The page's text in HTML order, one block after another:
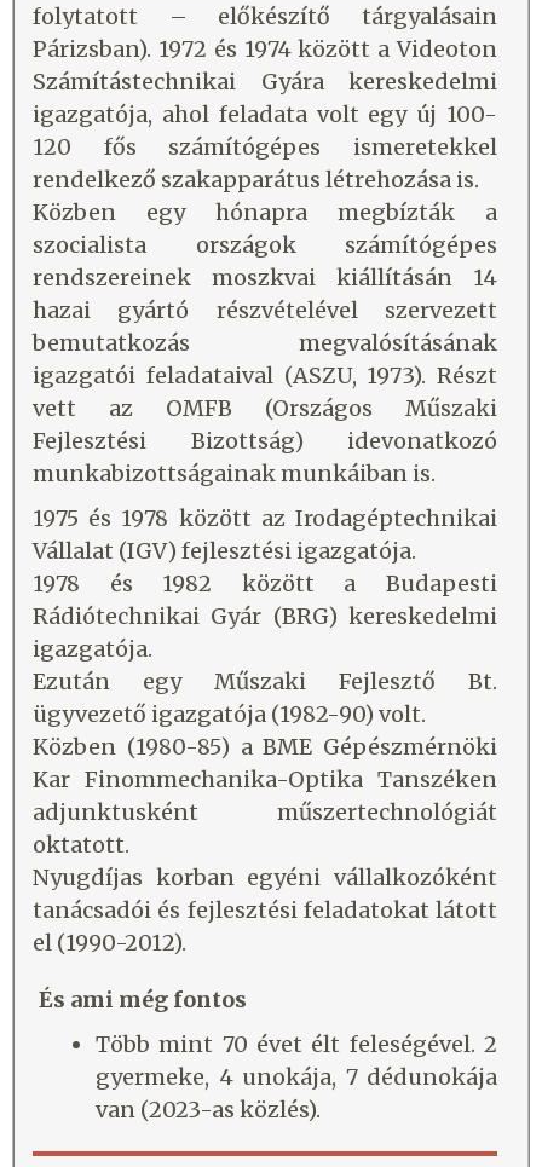
folytatott – előkészítő tárgyalásain
Párizsban). 1972 és 1974 között a Videoton
Számítástechnikai Gyára kereskedelmi
igazgatója, ahol feladata volt egy új 100-
120 fős számítógépes ismeretekkel
rendelkező szakapparátus létrehozása is.
Közben egy hónapra megbízták a
szocialista országok számítógépes
rendszereinek moszkvai kiállításán 14
hazai gyártó részvételével szervezett
bemutatkozás megvalósításának
igazgatói feladataival (ASZU, 1973). Részt
vett az OMFB (Országos Műszaki
Fejlesztési Bizottság) idevonatkozó
munkabizottságainak munkáiban is.
1975 és 1978 között az Irodagéptechnikai
Vállalat (IGV) fejlesztési igazgatója.
1978 és 1982 között a Budapesti
Rádiótechnikai Gyár (BRG) kereskedelmi
igazgatója.
Ezután egy Műszaki Fejlesztő Bt.
ügyvezető igazgatója (1982-90) volt.
Közben (1980-85) a BME Gépészmérnöki
Kar Finommechanika-Optika Tanszéken
adjunktusként műszertechnológiát
oktatott.
Nyugdíjas korban egyéni vállalkozóként
tanácsadói és fejlesztési feladatokat látott
el (1990-2012).
És ami még fontos
Több mint 70 évet élt feleségével. 2
gyermeke, 4 unokája, 7 dédunokája
van (2023-as közlés).